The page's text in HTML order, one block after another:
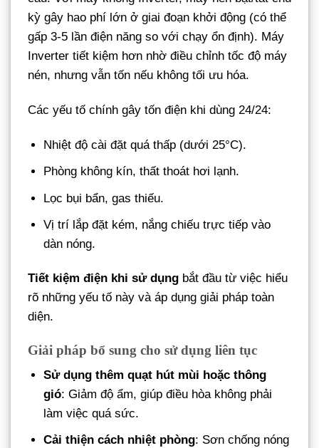
kỳ gây hao phí lớn ở giai đoạn khởi động (có thể
gấp 3-5 lần điện năng so với chạy ổn định). Máy
Inverter tiết kiệm hơn nhờ điều chỉnh tốc độ máy
nén, nhưng vẫn tốn nếu không tối ưu hóa.
Các yếu tố chính gây tốn điện khi dùng 24/24:
Nhiệt độ cài đặt quá thấp (dưới 25°C).
Phòng không kín, thất thoát hơi lạnh.
Lọc bụi bẩn, gas thiếu.
Vị trí lắp đặt kém, nắng chiếu trực tiếp vào
dàn nóng.
Tiết kiệm điện khi sử dụng bắt đầu từ việc hiểu
rõ những yếu tố này và áp dụng giải pháp toàn
diện.
Giải pháp bổ sung cho sử dụng liên tục
Sử dụng thêm quạt hút mùi hoặc thông
gió: Giảm độ ẩm, giúp điều hòa không phải
làm việc quá sức.
Cải thiện cách nhiệt phòng: Sơn chống nóng